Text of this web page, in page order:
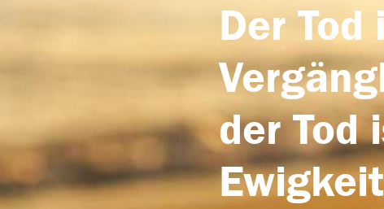
Der
der Tod